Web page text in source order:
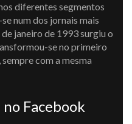
diferentes segmentos
num dos jornais mais
janeiro de 1993 surgiu o
se no primeiro
com a mesma
Facebook